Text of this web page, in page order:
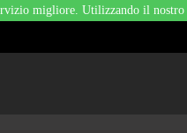
migliore. Utilizzando il nostro